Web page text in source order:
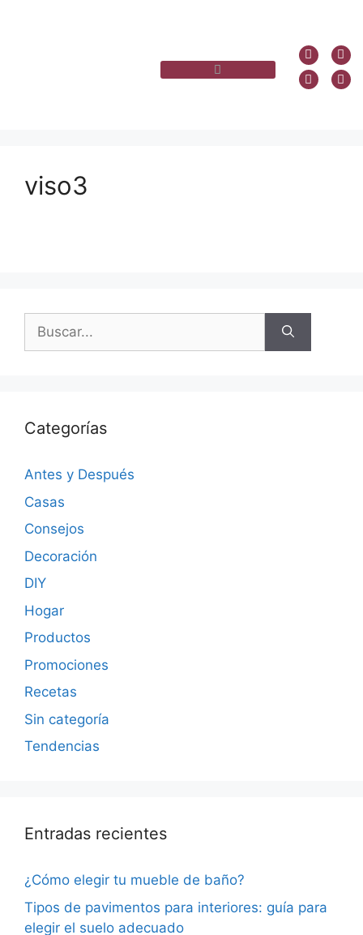
viso3
Categorías
Antes y Después
Casas
Consejos
Decoración
DIY
Hogar
Productos
Promociones
Recetas
Sin categoría
Tendencias
Entradas recientes
¿Cómo elegir tu mueble de baño?
Tipos de pavimentos para interiores: guía para
elegir el suelo adecuado